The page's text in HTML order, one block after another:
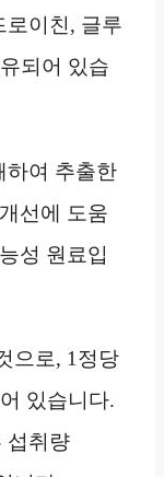
로이친, 글루
되어 있습
하여 추출한
선에 도움
성 원료입
으로, 1정당
있습니다.
섭취량